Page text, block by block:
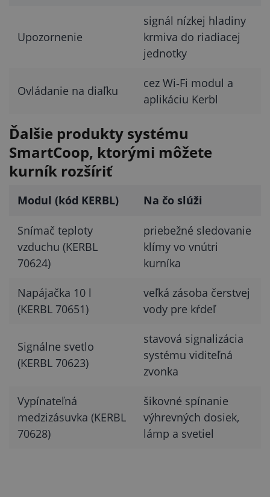
Upozornenie
signál nízkej hladiny
krmiva do riadiacej
jednotky
Ovládanie na diaľku
cez Wi‑Fi modul a
aplikáciu Kerbl
Ďalšie produkty systému
SmartCoop, ktorými môžete
kurník rozšíriť
Modul (kód KERBL) Na čo slúži
Snímač teploty
vzduchu (KERBL
70624)
priebežné sledovanie
klímy vo vnútri
kurníka
Napájačka 10 l
(KERBL 70651)
veľká zásoba čerstvej
vody pre kŕdeľ
Signálne svetlo
(KERBL 70623)
stavová signalizácia
systému viditeľná
zvonka
Vypínateľná
medzizásuvka (KERBL
70628)
šikovné spínanie
výhrevných dosiek,
lámp a svetiel